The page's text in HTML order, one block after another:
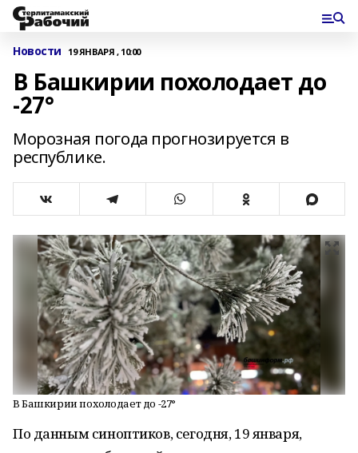
Новости 19 ЯНВАРЯ , 10:00
В Башкирии похолодает до
-27°
Морозная погода прогнозируется в
республике.
В Башкирии похолодает до -27°
По данным синоптиков, сегодня, 19 января,